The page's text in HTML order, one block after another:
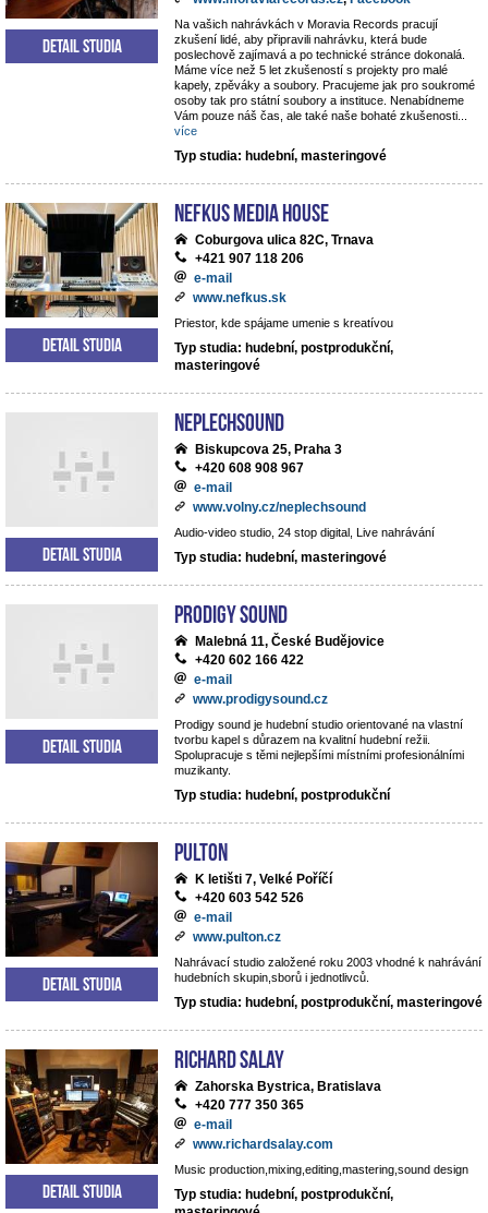
Na vašich nahrávkách v Moravia Records pracují
zkušení lidé, aby připravili nahrávku, která bude
poslechově zajímavá a po technické stránce dokonalá.
Máme více než 5 let zkušeností s projekty pro malé
kapely, zpěváky a soubory. Pracujeme jak pro soukromé
osoby tak pro státní soubory a instituce. Nenabídneme
Vám pouze náš čas, ale také naše bohaté zkušenosti
více
Typ studia: hudební, masteringové
Detail studia
NEFKUS Media House
Coburgova ulica 82C, Trnava
+421 907 118 206
e-mail
www.nefkus.sk
Priestor, kde spájame umenie s kreatívou
Typ studia: hudební, postprodukční,
masteringové
Detail studia
NEPLECHSOUND
Biskupcova 25, Praha 3
+420 608 908 967
e-mail
www.volny.cz/neplechsound
Audio-video studio, 24 stop digital, Live nahrávání
Typ studia: hudební, masteringové
Detail studia
Prodigy Sound
Malebná 11, České Budějovice
+420 602 166 422
e-mail
www.prodigysound.cz
Prodigy sound je hudební studio orientované na vlastní
tvorbu kapel s důrazem na kvalitní hudební režii.
Spolupracuje s těmi nejlepšími místními profesionálními
muzikanty.
Typ studia: hudební, postprodukční
Detail studia
Pulton
K letišti 7, Velké Poříčí
+420 603 542 526
e-mail
www.pulton.cz
Nahrávací studio založené roku 2003 vhodné k nahrávání
hudebních skupin,sborů i jednotlivců.
Typ studia: hudební, postprodukční, masteringové
Detail studia
RICHARD SALAY
Zahorska Bystrica, Bratislava
+420 777 350 365
e-mail
www.richardsalay.com
Music production,mixing,editing,mastering,sound design
Typ studia: hudební, postprodukční,
Detail studia